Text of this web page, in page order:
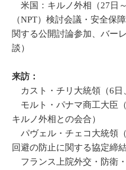
米国：キルノ外相（27日
（NPT）検討会議・安全保
関する公開討論参加、バー
談）
来訪：
カスト・チリ大統領（6日
モルト・パナマ商工大臣
キルノ外相との会合）
パヴェル・チェコ大統領
回避の防止に関する協定締
フランス上院外交・防衛